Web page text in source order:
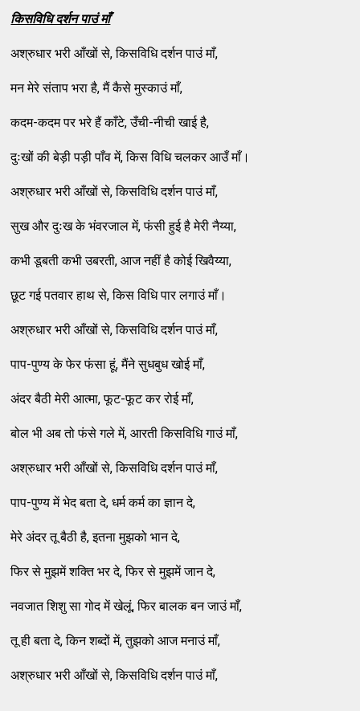
किसविधि दर्शन पाउं माँ
अश्रुधार भरी आँखों से, किसविधि दर्शन पाउं माँ,
मन मेरे संताप भरा है, मैं कैसे मुस्काउं माँ,
कदम-कदम पर भरे हैं काँटे, उँची-नीची खाई है,
दुःखों की बेड़ी पड़ी पाँव में, किस विधि चलकर आउँ माँ।
अश्रुधार भरी आँखों से, किसविधि दर्शन पाउं माँ,
सुख और दुःख के भंवरजाल में, फंसी हुई है मेरी नैय्या,
कभी डूबती कभी उबरती, आज नहीं है कोई खिवैय्या,
छूट गई पतवार हाथ से, किस विधि पार लगाउं माँ।
अश्रुधार भरी आँखों से, किसविधि दर्शन पाउं माँ,
पाप-पुण्य के फेर फंसा हूं, मैंने सुधबुध खोई माँ,
अंदर बैठी मेरी आत्मा, फूट-फूट कर रोई माँ,
बोल भी अब तो फंसे गले में, आरती किसविधि गाउं माँ,
अश्रुधार भरी आँखों से, किसविधि दर्शन पाउं माँ,
पाप-पुण्य में भेद बता दे, धर्म कर्म का ज्ञान दे,
मेरे अंदर तू बैठी है, इतना मुझको भान दे,
फिर से मुझमें शक्ति भर दे, फिर से मुझमें जान दे,
नवजात शिशु सा गोद में खेलूं, फिर बालक बन जाउं माँ,
तू ही बता दे, किन शब्दों में, तुझको आज मनाउं माँ,
अश्रुधार भरी आँखों से, किसविधि दर्शन पाउं माँ,